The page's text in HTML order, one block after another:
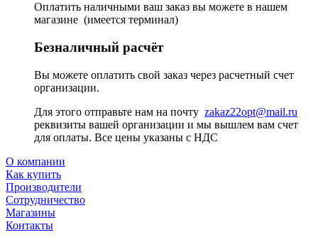
Оплатить наличными ваш заказ вы можете в нашем
магазине (имеется терминал)
Безналичный расчёт
Вы можете оплатить свой заказ через расчетный счет
организации.
Для этого отправьте нам на почту zakaz22opt@mail.ru
реквизиты вашей организации и мы вышлем вам счет
для оплаты. Все цены указаны с НДС
О компании
Как купить
Производители
Сотрудничество
Магазины
Контакты